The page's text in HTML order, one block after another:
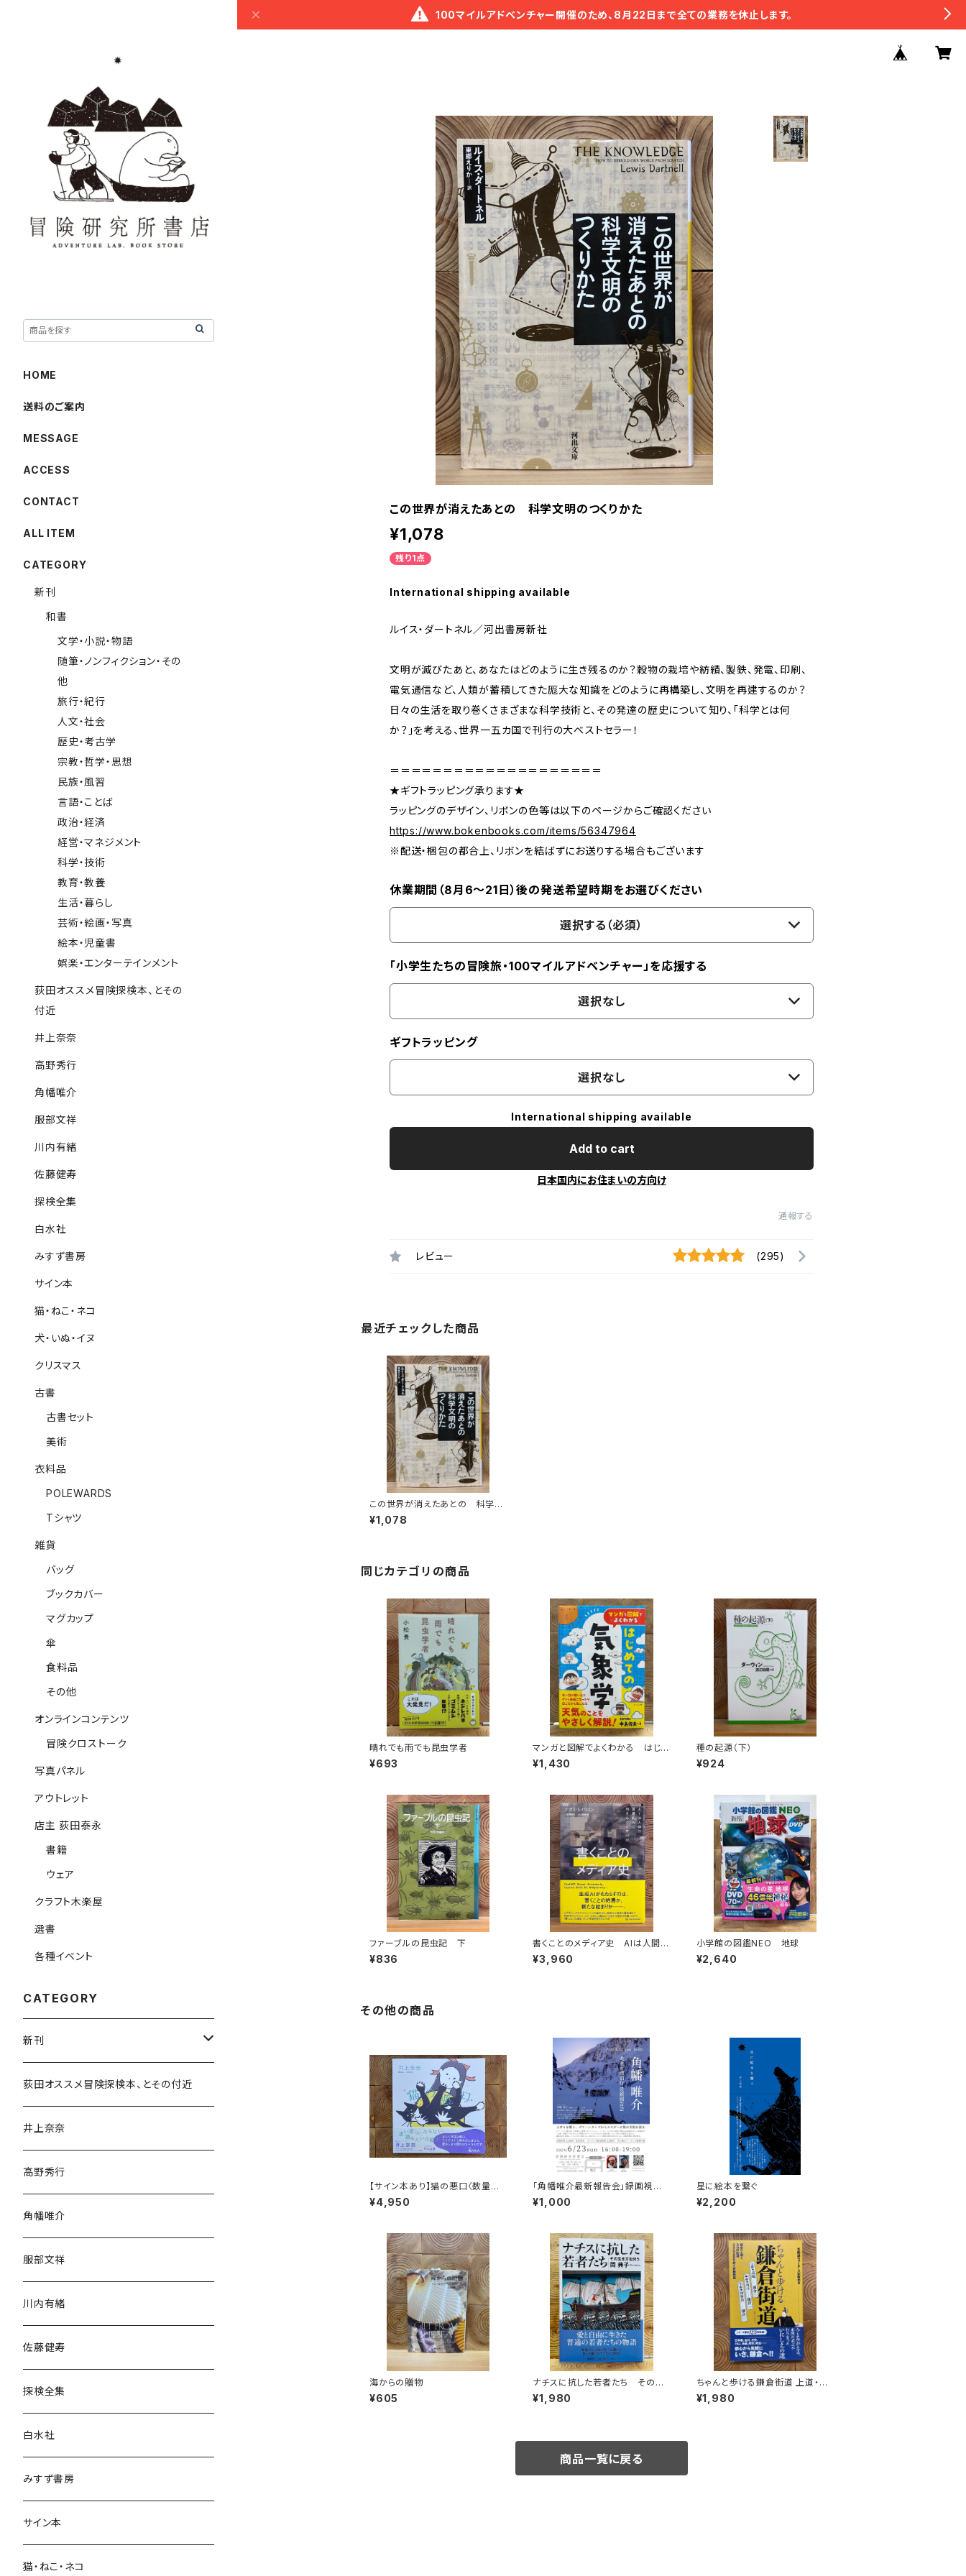
100マイルアドベンチャー開催のため、8月22日まで全ての業務を休止します。
この世界が消えたあとの 科学文明のつくりかた
¥1,078
残り1点
International shipping available
ルイス・ダートネル／河出書房新社
文明が滅びたあと、あなたはどのように生き残るのか？穀物の栽培や紡績、製鉄、発電、印刷、
電気通信など、人類が蓄積してきた厖大な知識をどのように再構築し、文明を再建するのか？
日々の生活を取り巻くさまざまな科学技術と、その発達の歴史について知り、「科学とは何
か？」を考える、世界一五カ国で刊行の大ベストセラー！
＝＝＝＝＝＝＝＝＝＝＝＝＝＝＝＝＝＝＝＝
★ギフトラッピング承ります★
ラッピングのデザイン、リボンの色等は以下のページからご確認ください
https://www.bokenbooks.com/items/56347964
※配送・梱包の都合上、リボンを結ばずにお送りする場合もございます
休業期間（8月6〜21日）後の発送希望時期をお選びください
選択する（必須）
「小学生たちの冒険旅・100マイルアドベンチャー」を応援する
選択なし
ギフトラッピング
選択なし
International shipping available
Add to cart
日本国内にお住まいの方向け
通報する
レビュー (295)
最近チェックした商品
この世界が消えたあとの 科学文
明のつくりかた
¥1,078
同じカテゴリの商品
晴れでも雨でも昆虫学者
¥693
マンガと図解でよくわかる はじめ
ての気象学
¥1,430
種の起源（下）
¥924
ファーブルの昆虫記 下
¥836
書くことのメディア史 AIは人間の
言語能力に何をもたらすのか
¥3,960
小学館の図鑑NEO 地球
¥2,640
その他の商品
【サイン本あり】猫の悪口〈数量限
定・オリジナルトート付き〉
¥4,950
「角幡唯介最新報告会」録画視聴
権
¥1,000
星に絵本を繋ぐ
¥2,200
海からの贈物
¥605
ナチスに抗した若者たち その生
き方を問う
¥1,980
ちゃんと歩ける鎌倉街道 上道・中
道・下道
¥1,980
商品一覧に戻る
HOME
送料のご案内
MESSAGE
ACCESS
CONTACT
ALL ITEM
CATEGORY
新刊
和書
文学・小説・物語
随筆・ノンフィクション・その
他
旅行・紀行
人文・社会
歴史・考古学
宗教・哲学・思想
民族・風習
言語・ことば
政治・経済
経営・マネジメント
科学・技術
教育・教養
生活・暮らし
芸術・絵画・写真
絵本・児童書
娯楽・エンターテインメント
荻田オススメ冒険探検本、とその
付近
井上奈奈
高野秀行
角幡唯介
服部文祥
川内有緒
佐藤健寿
探検全集
白水社
みすず書房
サイン本
猫・ねこ・ネコ
犬・いぬ・イヌ
クリスマス
古書
古書セット
美術
衣料品
POLEWARDS
Tシャツ
雑貨
バッグ
ブックカバー
マグカップ
傘
食料品
その他
オンラインコンテンツ
冒険クロストーク
写真パネル
アウトレット
店主 荻田泰永
書籍
ウェア
クラフト木楽屋
選書
各種イベント
CATEGORY
新刊
和書
文学・小説・物語
随筆・ノンフィクション・その他
民族・風習
言語・ことば
荻田オススメ冒険探検本、とその付近
井上奈奈
高野秀行
角幡唯介
服部文祥
川内有緒
佐藤健寿
探検全集
白水社
みすず書房
サイン本
猫・ねこ・ネコ